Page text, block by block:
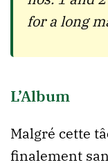
for a long
L’Album
Malgré cette
finalement